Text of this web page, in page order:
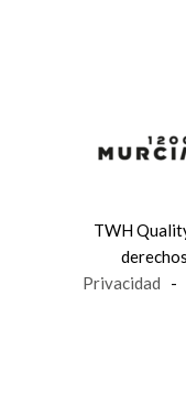
TWH
Privacidad -